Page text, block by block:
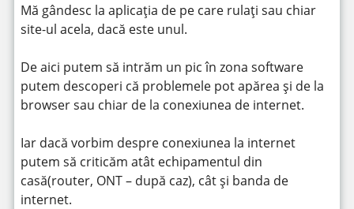
Mă gândesc la aplicația de pe care rulați sau chiar
site-ul acela, dacă este unul.
De aici putem să intrăm un pic în zona software
putem descoperi că problemele pot apărea și de la
browser sau chiar de la conexiunea de internet.
Iar dacă vorbim despre conexiunea la internet
putem să criticăm atât echipamentul din
casă(router, ONT – după caz), cât și banda de
internet.